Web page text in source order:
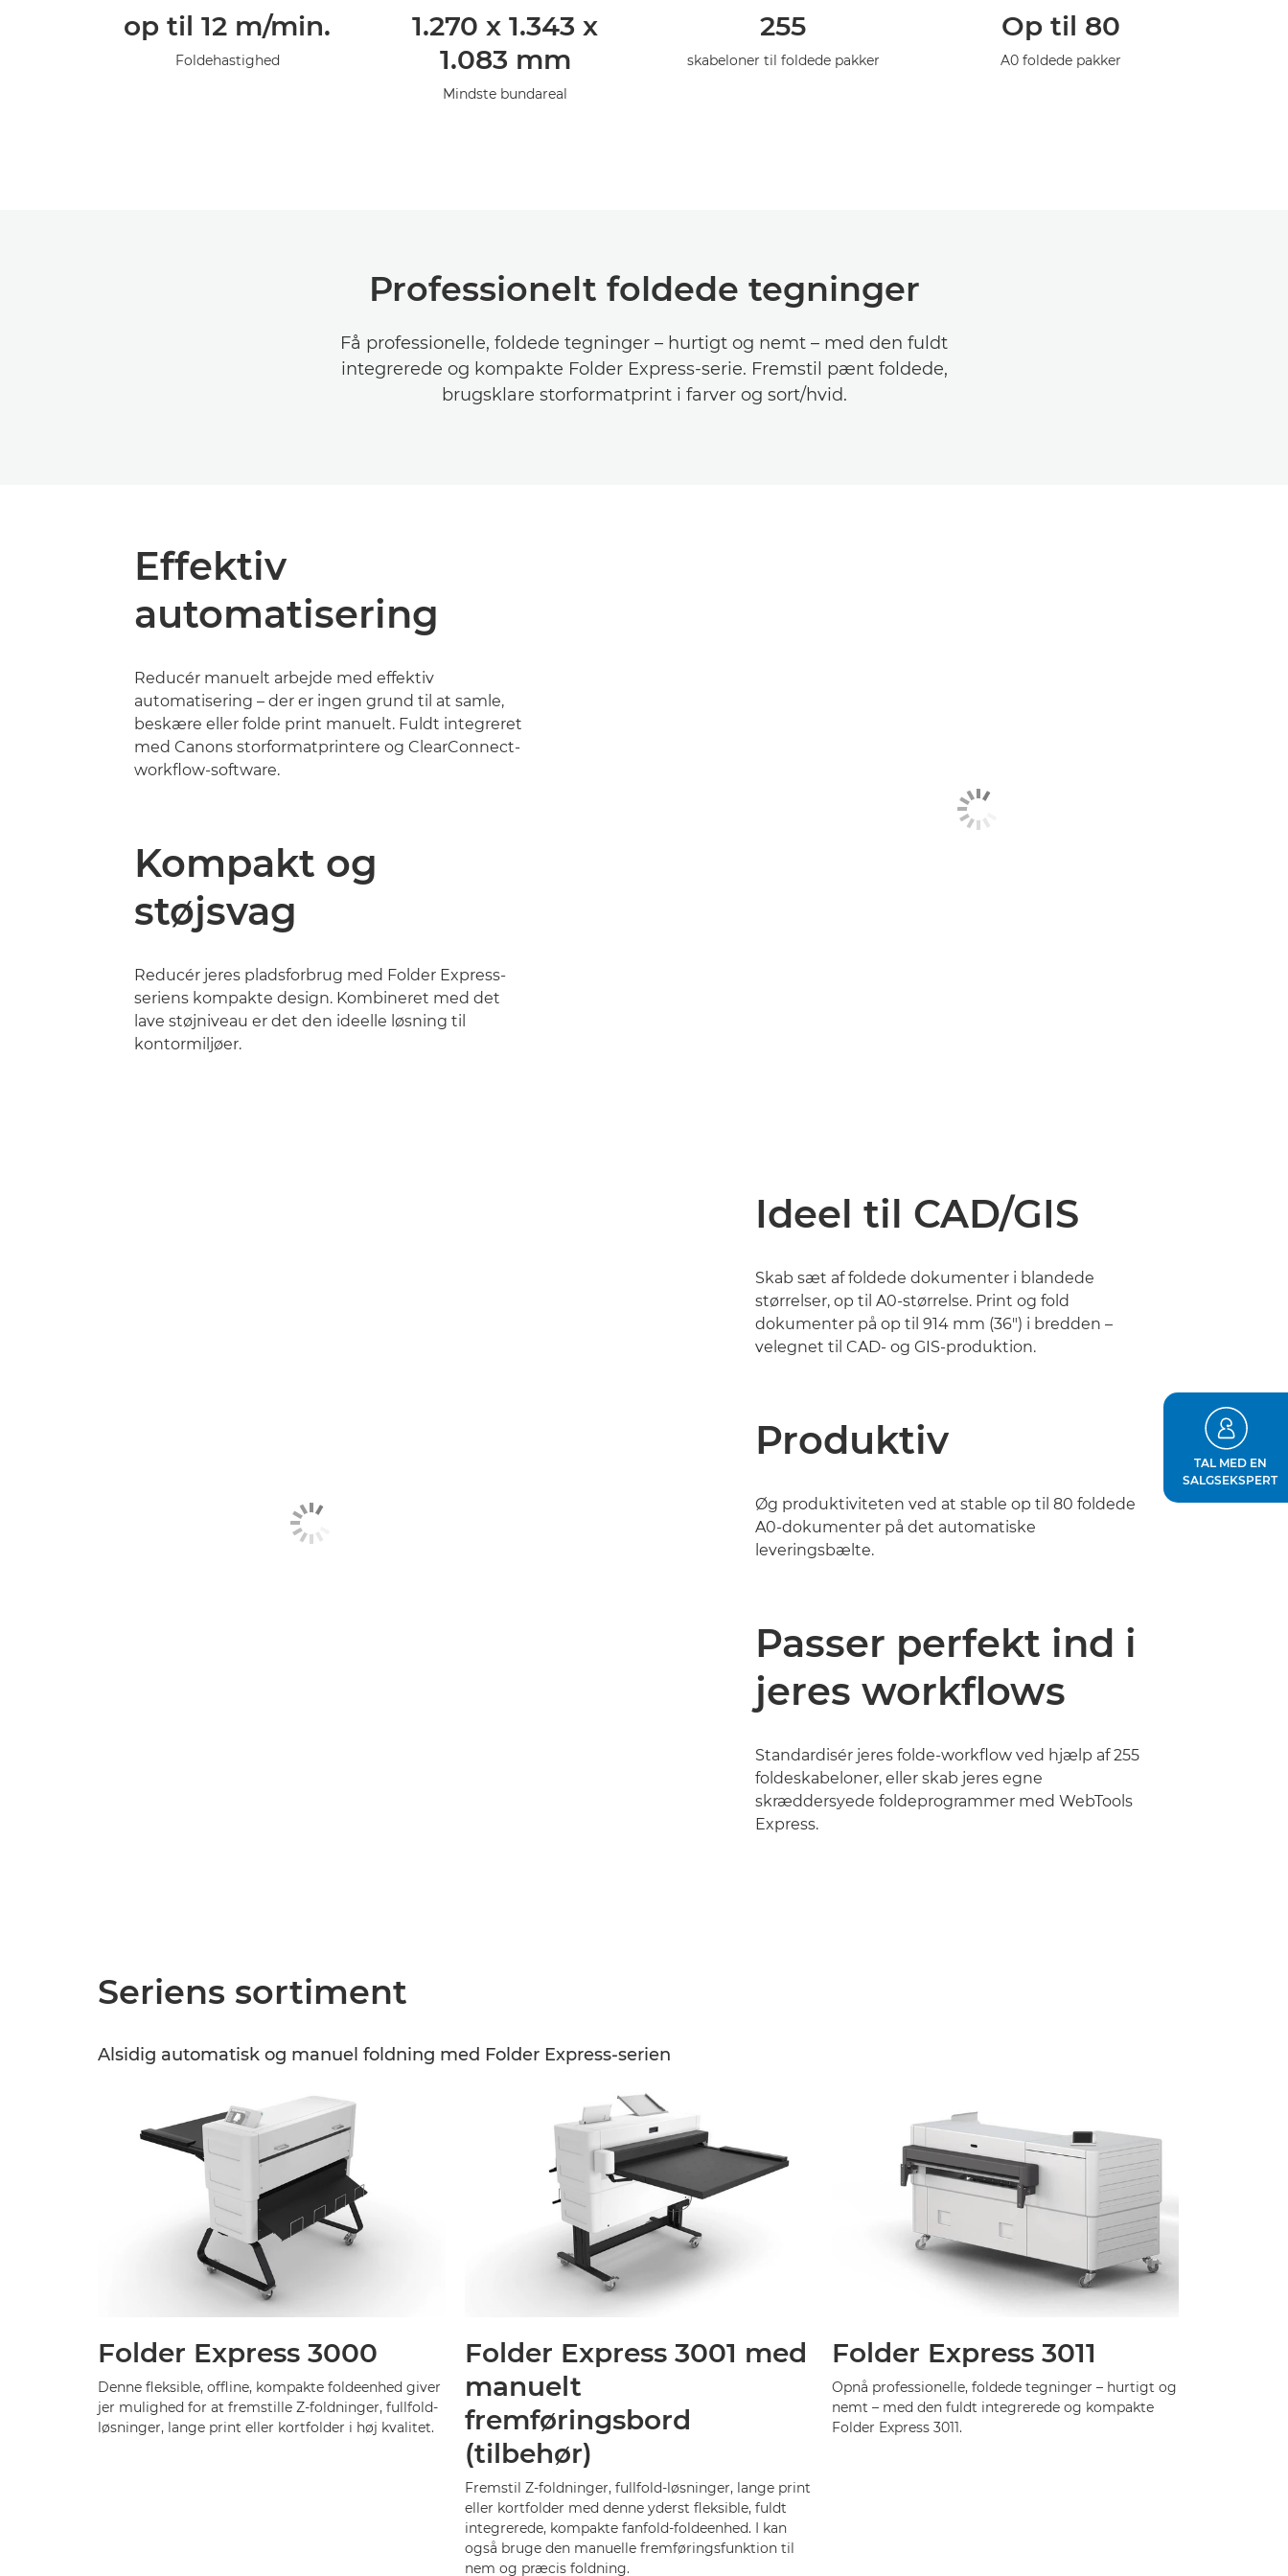
op til 12 m/min.
Foldehastighed
1.270 x 1.343 x
1.083 mm
Mindste bundareal
255
skabeloner til foldede pakker
Op til 80
A0 foldede pakker
Professionelt foldede tegninger
Få professionelle, foldede tegninger – hurtigt og nemt – med den fuldt
integrerede og kompakte Folder Express-serie. Fremstil pænt foldede,
brugsklare storformatprint i farver og sort/hvid.
Effektiv
automatisering
Reducér manuelt arbejde med effektiv
automatisering – der er ingen grund til at samle,
beskære eller folde print manuelt. Fuldt integreret
med Canons storformatprintere og ClearConnect-
workflow-software.
Kompakt og
støjsvag
Reducér jeres pladsforbrug med Folder Express-
seriens kompakte design. Kombineret med det
lave støjniveau er det den ideelle løsning til
kontormiljøer.
Ideel til CAD/GIS
Skab sæt af foldede dokumenter i blandede
størrelser, op til A0-størrelse. Print og fold
dokumenter på op til 914 mm (36") i bredden –
velegnet til CAD- og GIS-produktion.
Produktiv
Øg produktiviteten ved at stable op til 80 foldede
A0-dokumenter på det automatiske
leveringsbælte.
Passer perfekt ind i
jeres workflows
Standardisér jeres folde-workflow ved hjælp af 255
foldeskabeloner, eller skab jeres egne
skræddersyede foldeprogrammer med WebTools
Express.
Seriens sortiment
Alsidig automatisk og manuel foldning med Folder Express-serien
Folder Express 3000
Denne fleksible, offline, kompakte foldeenhed giver
jer mulighed for at fremstille Z-foldninger, fullfold-
løsninger, lange print eller kortfolder i høj kvalitet.
Folder Express 3001 med
manuelt
fremføringsbord
(tilbehør)
Fremstil Z-foldninger, fullfold-løsninger, lange print
eller kortfolder med denne yderst fleksible, fuldt
integrerede, kompakte fanfold-foldeenhed. I kan
også bruge den manuelle fremføringsfunktion til
nem og præcis foldning.
Folder Express 3011
Opnå professionelle, foldede tegninger – hurtigt og
nemt – med den fuldt integrerede og kompakte
Folder Express 3011.
TAL MED EN
SALGSEKSPERT